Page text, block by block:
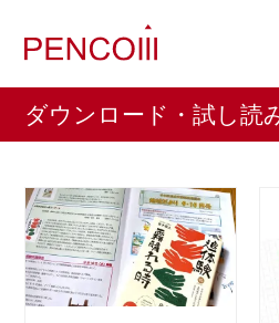
ダウンロード・試し読